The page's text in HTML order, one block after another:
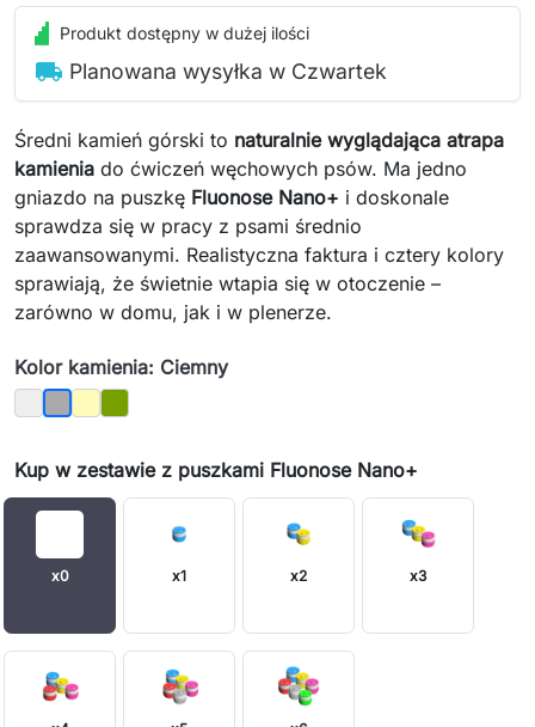
Produkt dostępny w dużej ilości
local_shipping Planowana wysyłka w Czwartek
Średni kamień górski to naturalnie wyglądająca atrapa
kamienia do ćwiczeń węchowych psów. Ma jedno
gniazdo na puszkę Fluonose Nano+ i doskonale
sprawdza się w pracy z psami średnio
zaawansowanymi. Realistyczna faktura i cztery kolory
sprawiają, że świetnie wtapia się w otoczenie –
zarówno w domu, jak i w plenerze.
Kolor kamienia: Ciemny
JasnyCiemny
Piaskowy
Mech
Kup w zestawie z puszkami Fluonose Nano+
x0 x1 x2 x3